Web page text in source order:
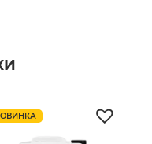
мл (MCGFOAM200)